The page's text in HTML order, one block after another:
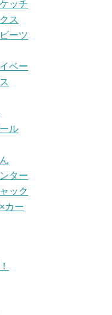
ッチ
ス
ーツ
ベー
ル
ター
ック
カー